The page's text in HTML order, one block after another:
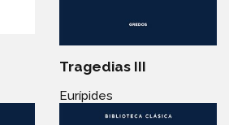
Tragedias III
Eurípides